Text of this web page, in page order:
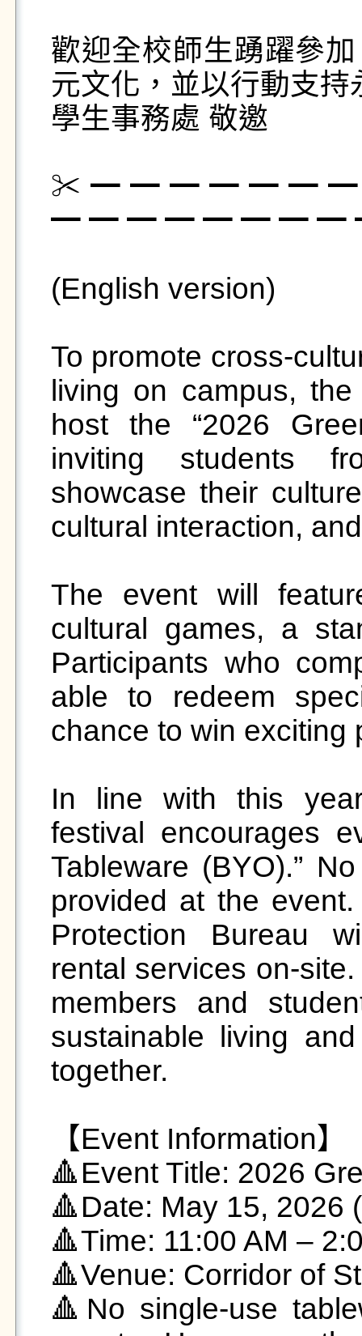
歡迎全校師生踴躍參
元文化，並以行動支持
學生事務處 敬邀
✂ ━ ━ ━ ━ ━ ━
━ ━ ━ ━ ━ ━ ━ ━
(English version)
To promote cross-
living on campus,
host the “2026
inviting students
showcase their
cultural interaction,
The event will
cultural games, a
Participants who
able to redeem
chance to win exciting
In line with this
festival encourages
Tableware (BYO).”
provided at the
Protection Bureau
rental services on-
members and
sustainable living
together.
【Event Information】
🔺Event Title: 2026
🔺Date: May 15, 2026
🔺Time: 11:00 AM –
🔺Venue: Corridor of
🔺No single-use